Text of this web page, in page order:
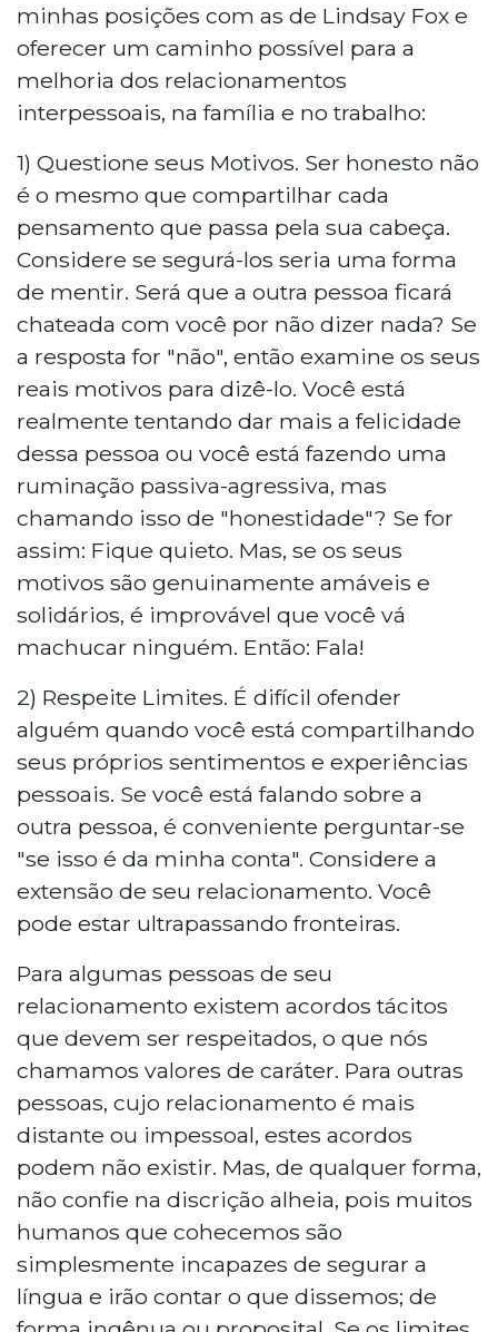
minhas posições com as de Lindsay Fox e
oferecer um caminho possível para a
melhoria dos relacionamentos
interpessoais, na família e no trabalho:
1) Questione seus Motivos. Ser honesto não
é o mesmo que compartilhar cada
pensamento que passa pela sua cabeça.
Considere se segurá-los seria uma forma
de mentir. Será que a outra pessoa ficará
chateada com você por não dizer nada? Se
a resposta for "não", então examine os seus
reais motivos para dizê-lo. Você está
realmente tentando dar mais a felicidade
dessa pessoa ou você está fazendo uma
ruminação passiva-agressiva, mas
chamando isso de "honestidade"? Se for
assim: Fique quieto. Mas, se os seus
motivos são genuinamente amáveis e
solidários, é improvável que você vá
machucar ninguém. Então: Fala!
2) Respeite Limites. É difícil ofender
alguém quando você está compartilhando
seus próprios sentimentos e experiências
pessoais. Se você está falando sobre a
outra pessoa, é conveniente perguntar-se
"se isso é da minha conta". Considere a
extensão de seu relacionamento. Você
pode estar ultrapassando fronteiras.
Para algumas pessoas de seu
relacionamento existem acordos tácitos
que devem ser respeitados, o que nós
chamamos valores de caráter. Para outras
pessoas, cujo relacionamento é mais
distante ou impessoal, estes acordos
podem não existir. Mas, de qualquer forma,
não confie na discrição alheia, pois muitos
humanos que cohecemos são
simplesmente incapazes de segurar a
língua e irão contar o que dissemos; de